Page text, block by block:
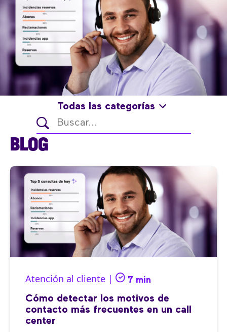
Todas las categorías
BLOG
Atención al cliente | 7 min
Cómo detectar los motivos de
contacto más frecuentes en un call
center